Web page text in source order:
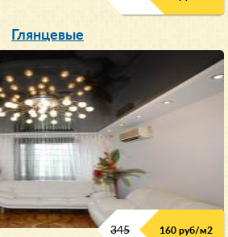
Глянцевые
345 160 руб/м2